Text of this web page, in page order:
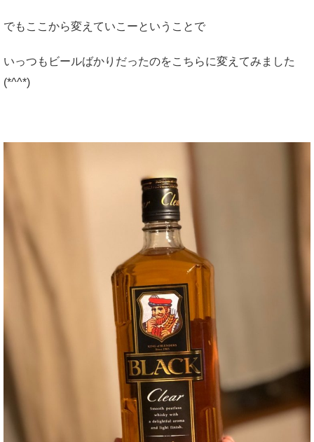
でもここから変えていこーということで
いっつもビールばかりだったのをこちらに変えてみました
(*^^*)